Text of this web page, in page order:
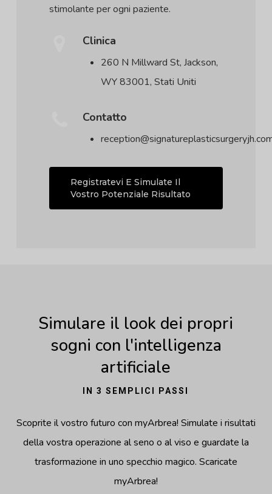
stimolante per ogni paziente.
Clinica
260 N Millward St, Jackson,
WY 83001, Stati Uniti
Contatto
Registratevi E Simulate Il
Vostro Potenziale Risultato
Simulare il look dei propri
sogni con l'intelligenza
artificiale
IN 3 SEMPLICI PASSI
Scoprite il vostro futuro con myArbrea! Simulate i risultati
della vostra operazione al seno o al viso e guardate la
trasformazione in uno specchio magico. Scaricate
myArbrea!